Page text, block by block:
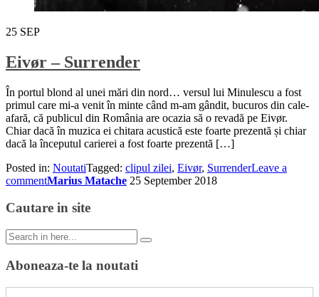
25 SEP
Eivør – Surrender
În portul blond al unei mări din nord… versul lui Minulescu a fost
primul care mi-a venit în minte când m-am gândit, bucuros din cale-
afară, că publicul din România are ocazia să o revadă pe Eivør.
Chiar dacă în muzica ei chitara acustică este foarte prezentă și chiar
dacă la începutul carierei a fost foarte prezentă […]
Posted in: NoutatiTagged: clipul zilei, Eivør, SurrenderLeave a
commentMarius Matache 25 September 2018
Cautare in site
Search
for:
Aboneaza-te la noutati